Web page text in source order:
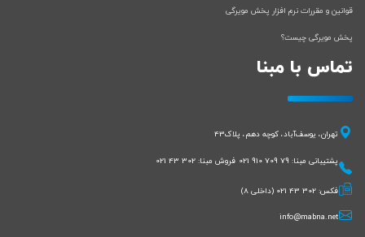
قوانین و مقررات نرم افزار پخش مویرگی
پخش مویرگی چیست؟
تماس با مبنا
تهران، یوسف‌آباد، کوچه دهم، پلاک43
پشتیبانی مبنا: 021 910 709 79 فروش مبنا: 021 43 302
فکس: 021 43 302 (داخلی 8)
info@mabna.net